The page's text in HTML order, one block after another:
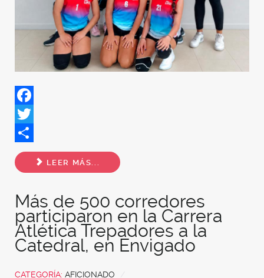
Facebook
Twitter
Share
LEER MÁS...
Más de 500 corredores
participaron en la Carrera
Atlética Trepadores a la
Catedral, en Envigado
CATEGORÍA: AFICIONADO